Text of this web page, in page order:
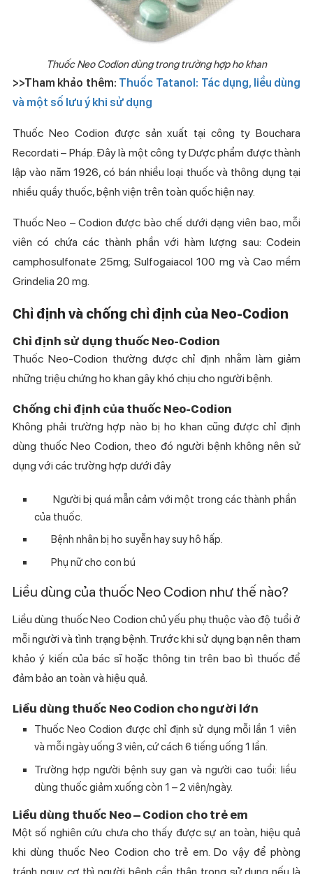
ThuốcNeo Codion dùng trong trường hợp ho khan
>>Tham khảo thêm: Thuốc Tatanol: Tác dụng, liều dùng
và một số lưu ý khi sử dụng
Thuốc Neo Codion được sản xuất tại công ty Bouchara
Recordati – Pháp. Đây là một công ty Dược phẩm được thành
lập vào năm 1926, có bán nhiều loại thuốc và thông dụng tại
nhiều quầy thuốc, bệnh viện trên toàn quốc hiện nay.
Thuốc Neo – Codion được bào chế dưới dạng viên bao, mỗi
viên có chứa các thành phần với hàm lượng sau: Codein
camphosulfonate 25mg; Sulfogaiacol 100 mg và Cao mềm
Grindelia 20 mg.
Chỉ định và chống chỉ định của Neo-Codion
Chỉ định sử dụng thuốc Neo-Codion
Thuốc Neo-Codion thường được chỉ định nhằm làm giảm
những triệu chứng ho khan gây khó chịu cho người bệnh.
Chống chỉ định của thuốc Neo-Codion
Không phải trường hợp nào bị ho khan cũng được chỉ định
dùng thuốc Neo Codion, theo đó người bệnh không nên sử
dụng với các trường hợp dưới đây
Người bị quá mẫn cảm với một trong các thành phần
của thuốc.
Bệnh nhân bị ho suyễn hay suy hô hấp.
Phụ nữ cho con bú
Liều dùng của thuốc Neo Codion như thế nào?
Liều dùng thuốc Neo Codion chủ yếu phụ thuộc vào độ tuổi ở
mỗi người và tình trạng bệnh. Trước khi sử dụng bạn nên tham
khảo ý kiến của bác sĩ hoặc thông tin trên bao bì thuốc để
đảm bảo an toàn và hiệu quả.
Liều dùng thuốc Neo Codion cho người lớn
Thuốc Neo Codion được chỉ định sử dụng mỗi lần 1 viên
và mỗi ngày uống 3 viên, cứ cách 6 tiếng uống 1 lần.
Trường hợp người bệnh suy gan và người cao tuổi: liều
dùng thuốc giảm xuống còn 1 – 2 viên/ngày.
Liều dùng thuốc Neo – Codion cho trẻ em
Một số nghiên cứu chưa cho thấy được sự an toàn, hiệu quả
khi dùng thuốc Neo Codion cho trẻ em. Do vậy để phòng